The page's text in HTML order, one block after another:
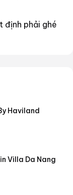
định phải ghé
Haviland
Villa Da Nang